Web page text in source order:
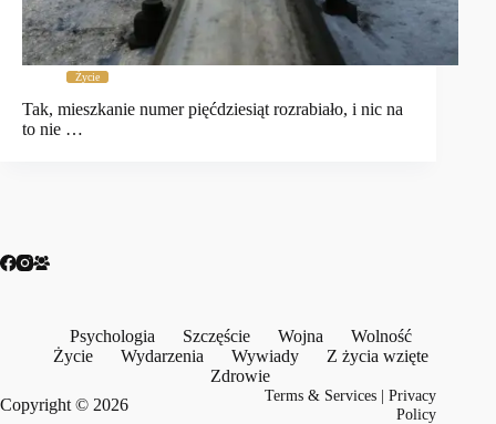
Życie
Tak, mieszkanie numer pięćdziesiąt rozrabiało, i nic na
to nie …
Psychologia Szczęście Wojna
Wolność
Życie
Wydarzenia Wywiady
Z życia wzięte
Zdrowie
Copyright © 2026
Terms & Services |Privacy
Policy